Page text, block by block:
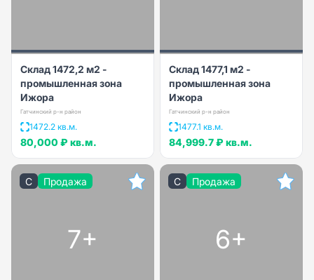
Склад 1472,2 м2 -
промышленная зона
Ижора
Гатчинский р-н район
1472.2 кв.м.
80,000 ₽ кв.м.
Склад 1477,1 м2 -
промышленная зона
Ижора
Гатчинский р-н район
1477.1 кв.м.
84,999.7 ₽ кв.м.
C Продажа
7+
C Продажа
6+